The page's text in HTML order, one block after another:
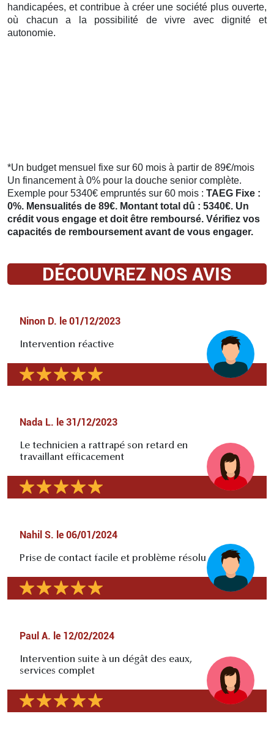
handicapées, et contribue à créer une société plus ouverte,
où chacun a la possibilité de vivre avec dignité et
autonomie.
*Un budget mensuel fixe sur 60 mois à partir de 89€/mois
Un financement à 0% pour la douche senior complète.
Exemple pour 5340€ empruntés sur 60 mois : TAEG Fixe :
0%. Mensualités de 89€. Montant total dû : 5340€. Un
crédit vous engage et doit être remboursé. Vérifiez vos
capacités de remboursement avant de vous engager.
DÉCOUVREZ NOS AVIS
Ninon D. le 01/12/2023
Intervention réactive
Nada L. le 31/12/2023
Le technicien a rattrapé son retard en
travaillant efficacement
Nahil S. le 06/01/2024
Prise de contact facile et problème résolu
Paul A. le 12/02/2024
Intervention suite à un dégât des eaux,
services complet